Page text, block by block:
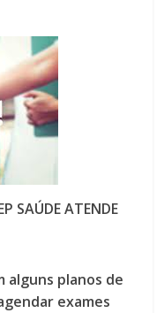
SAÚDE ATENDE
alguns planos de
exames